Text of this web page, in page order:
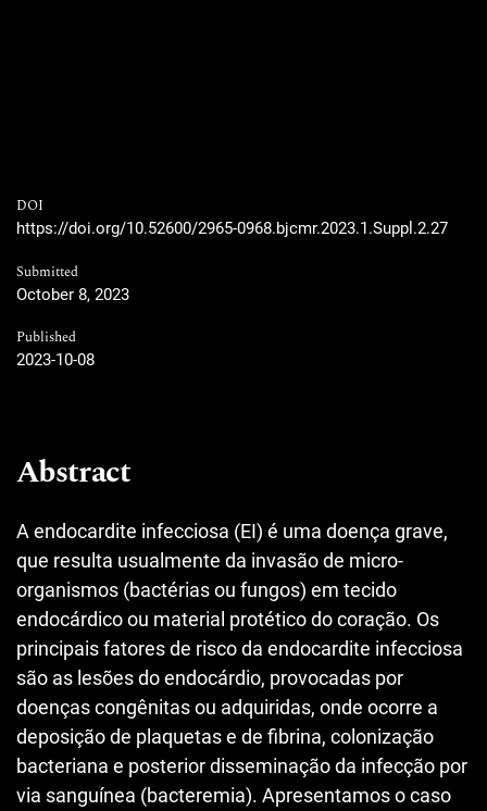
DOI
https://doi.org/10.52600/2965-0968.bjcmr.2023.1.Suppl.2.27
Submitted
October 8, 2023
Published
2023-10-08
Abstract
A endocardite infecciosa (EI) é uma doença grave,
que resulta usualmente da invasão de micro-
organismos (bactérias ou fungos) em tecido
endocárdico ou material protético do coração. Os
principais fatores de risco da endocardite infecciosa
são as lesões do endocárdio, provocadas por
doenças congênitas ou adquiridas, onde ocorre a
deposição de plaquetas e de fibrina, colonização
bacteriana e posterior disseminação da infecção por
via sanguínea (bacteremia). Apresentamos o caso